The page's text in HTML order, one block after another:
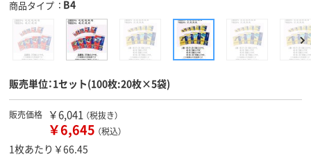
商品タイプ B4
販売単位：1セット(100枚:20枚×5袋)
販売価格 ￥6,041 （税抜き）
￥6,645 （税込）
1枚あたり￥66.45